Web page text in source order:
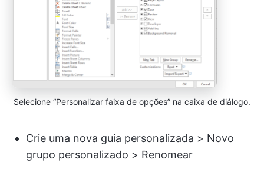
Selecione “Personalizar faixa de opções” na caixa de diálogo.
Crie uma nova guia personalizada > Novo
grupo personalizado > Renomear